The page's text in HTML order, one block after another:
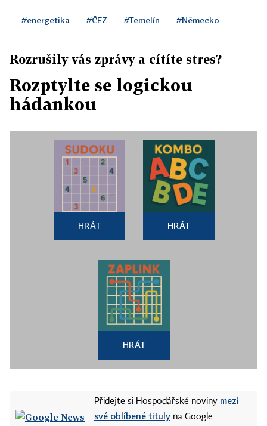
#energetika #ČEZ #Temelín #Německo
Rozrušily vás zprávy a cítíte stres?
Rozptylte se logickou
hádankou
HRÁT HRÁT
HRÁT
Přidejte si Hospodářské noviny mezi
své oblíbené tituly na Google